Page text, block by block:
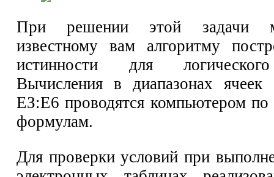
При решении этой задачи
известному вам алгоритму
истинности для
Вычисления в диапазонах
ЕЗ:Е6 проводятся компьютером
формулам.
Для проверки условий при